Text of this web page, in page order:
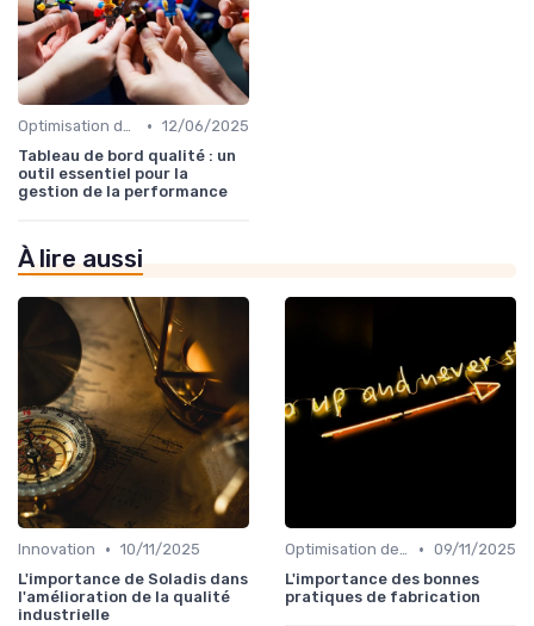
Optimisation des processus • 12/06/2025
Tableau de bord qualité : un
outil essentiel pour la
gestion de la performance
À lire aussi
Innovation • 10/11/2025
L'importance de Soladis dans
l'amélioration de la qualité
industrielle
Optimisation des processus • 09/11/2025
L'importance des bonnes
pratiques de fabrication